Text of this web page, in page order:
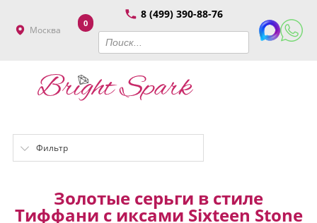
Москва
8 (499) 390-88-76
0
Фильтр
Золотые серьги в стиле
Тиффани с иксами Sixteen Stone